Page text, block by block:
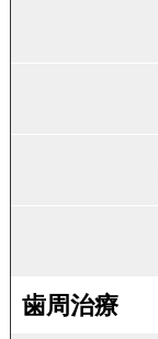
歯周治療